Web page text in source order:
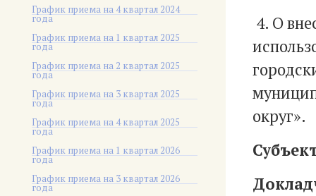
График приема на 4 квартал 2024
года
График приема на 1 квартал 2025
года
График приема на 2 квартал 2025
года
График приема на 3 квартал 2025
года
График приема на 4 квартал 2025
года
График приема на 1 квартал 2026
года
График приема на 3 квартал 2026
года
4. О
округ».